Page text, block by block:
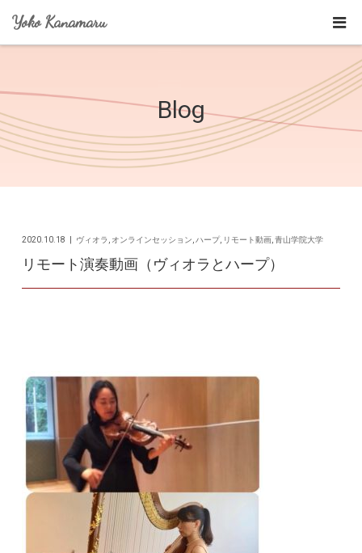
Yoko Kanamaru
Blog
リモート演奏動画（ヴィオラとハープ）
2020.10.18 ヴィオラ オンラインセッション ハープ, リモート動画 ,青山学院大学